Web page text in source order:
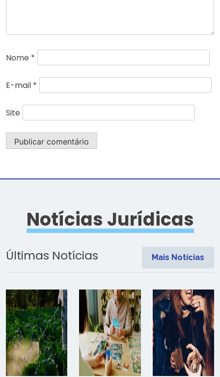
Nome *
E-mail *
Site
Notícias Jurídicas
Últimas Notícias Mais Notícias